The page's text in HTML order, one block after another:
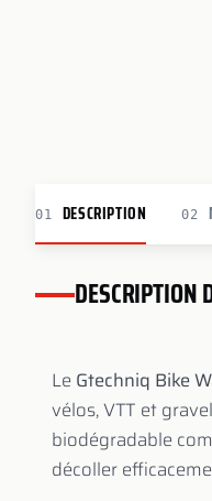
01 DESCRIPTION 02
DESCRIPTION
Le Gtechniq Bike
vélos, VTT et
biodégradable
décoller